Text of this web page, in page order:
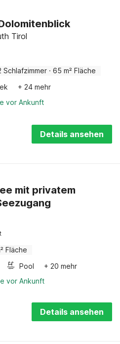
Tirol
Schlafzimmer · 65 m² Fläche
+ 24 mehr
vor Ankunft
Details ansehen
mit privatem
Fläche
Pool
+ 20 mehr
vor Ankunft
Details ansehen